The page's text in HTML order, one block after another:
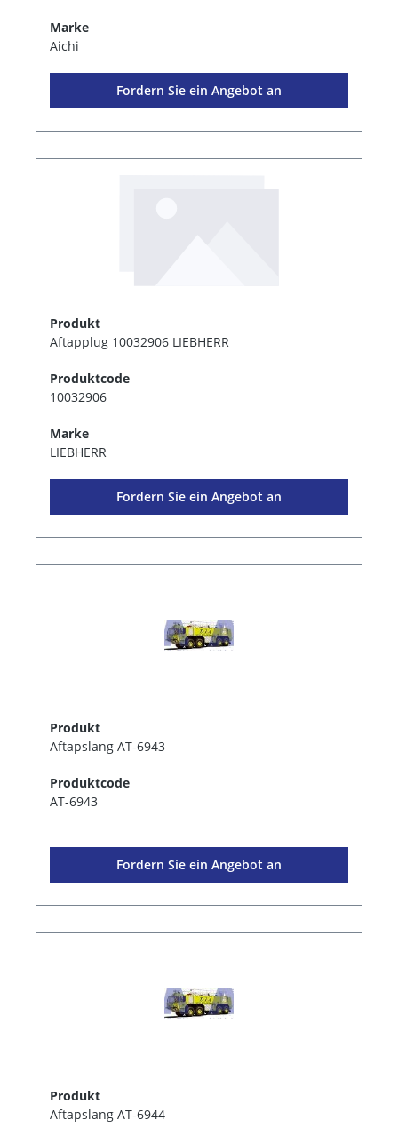
Marke
Aichi
Fordern Sie ein Angebot an
Produkt
Aftapplug 10032906 LIEBHERR
Produktcode
10032906
Marke
LIEBHERR
Fordern Sie ein Angebot an
Produkt
Aftapslang AT-6943
Produktcode
AT-6943
Fordern Sie ein Angebot an
Produkt
Aftapslang AT-6944